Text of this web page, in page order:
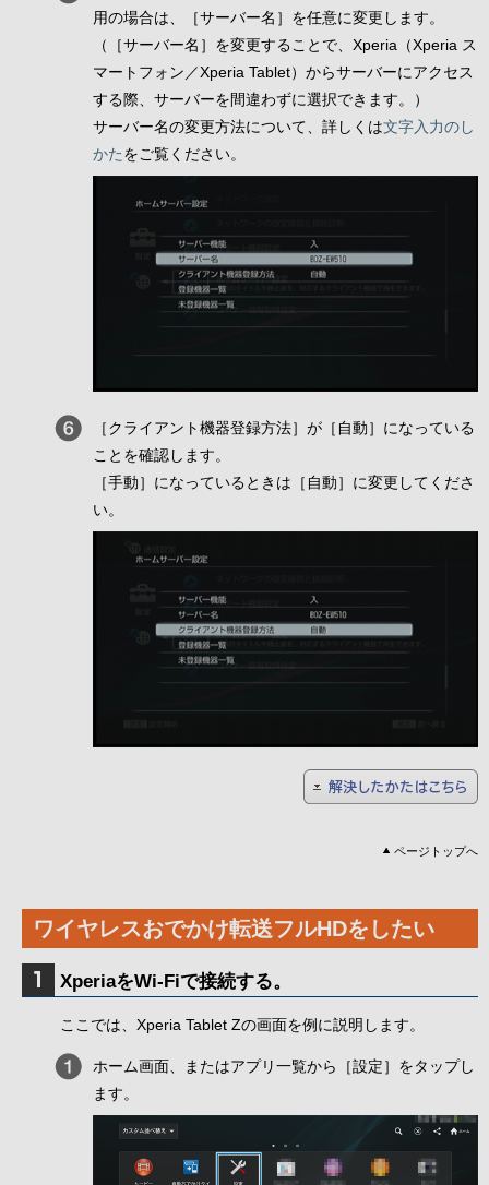
用の場合は、［サーバー名］を任意に変更します。
（［サーバー名］を変更することで、Xperia（Xperia ス
マートフォン／Xperia Tablet）からサーバーにアクセス
する際、サーバーを間違わずに選択できます。）
サーバー名の変更方法について、詳しくは文字入力のし
かたをご覧ください。
［クライアント機器登録方法］が［自動］になっている
ことを確認します。
［手動］になっているときは［自動］に変更してくださ
い。
ページトップへ
ワイヤレスおでかけ転送フルHDをしたい
XperiaをWi-Fiで接続する。
ここでは、Xperia Tablet Zの画面を例に説明します。
ホーム画面、またはアプリ一覧から［設定］をタップし
ます。